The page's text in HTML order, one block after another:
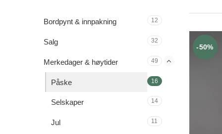
Bordpynt & innpakning 12
Salg 32
Merkedager & høytider 49
Påske 16
Selskaper 14
Jul 11
-50%